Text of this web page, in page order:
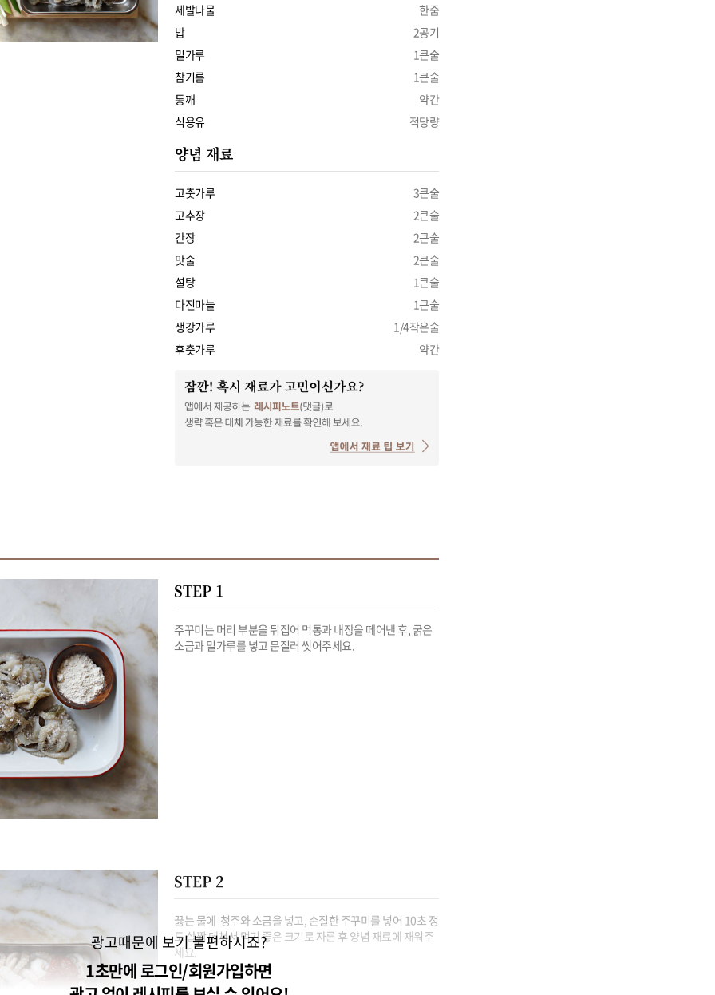
세발나물
한줌
밥
2공기
밀가루
1큰술
참기름
1큰술
통깨
약간
식용유
적당량
양념 재료
고춧가루
3큰술
고추장
2큰술
간장
2큰술
맛술
2큰술
설탕
1큰술
다진마늘
1큰술
생강가루
1/4작은술
후춧가루
약간
STEP 1
주꾸미는 머리 부분을 뒤집어 먹통과 내장을 떼어낸 후, 굵은
소금과 밀가루를 넣고 문질러 씻어주세요.
STEP 2
끓는 물에  청주와 소금을 넣고, 손질한 주꾸미를 넣어 10초 정
도 살짝 데쳐서 먹기 좋은 크기로 자른 후 양념 재료에 재워주
세요.
광고때문에 보기 불편하시죠?
1초만에 로그인/회원가입하면